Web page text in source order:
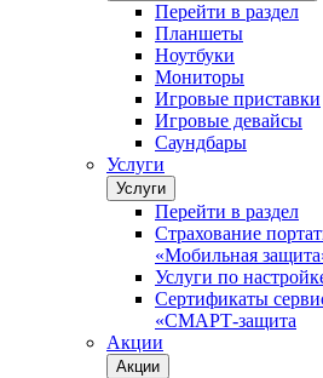
Перейти в раздел
Планшеты
Ноутбуки
Мониторы
Игровые приставки
Игровые девайсы
Саундбары
Услуги
Услуги
Перейти в раздел
Страхование
«Мобильная
Услуги по
Сертификаты
«СМАРТ-защита
Акции
Акции